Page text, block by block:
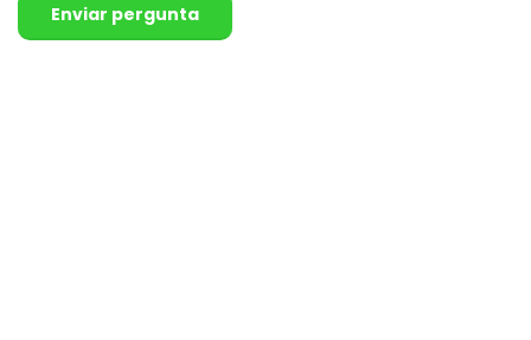
Enviar pergunta